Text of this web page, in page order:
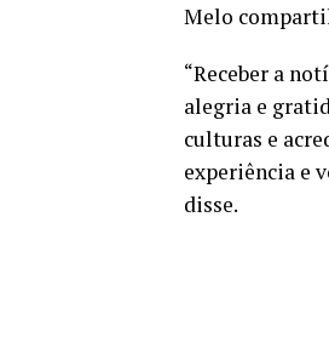
Melo
“Receber a
alegria e
culturas e
experiência e
disse.